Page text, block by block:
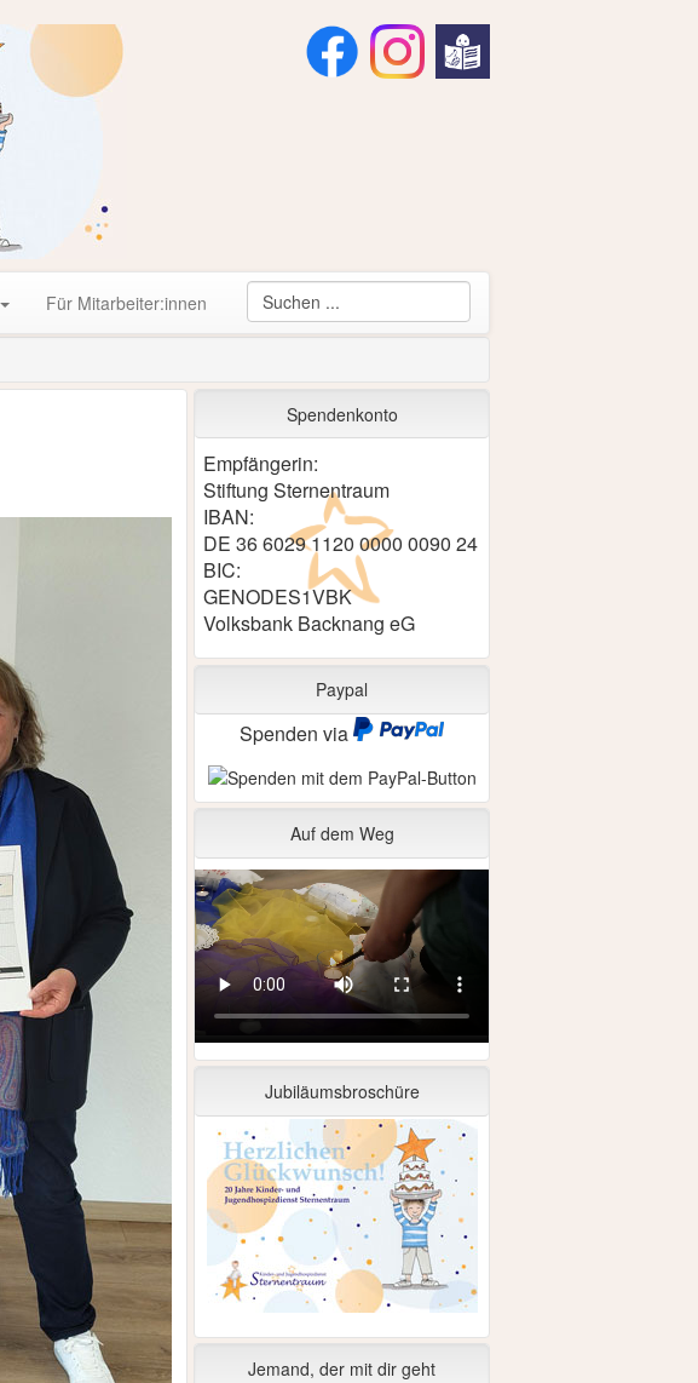
Für Mitarbeiter:innen
Spendenkonto
Empfängerin:
Stiftung Sternentraum
IBAN:
DE 36 6029 1120 0000 0090 24
BIC:
GENODES1VBK
Volksbank Backnang eG
Paypal
Spenden via
Auf dem Weg
Jubiläumsbroschüre
Jemand, der mit dir geht